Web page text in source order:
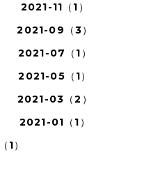
2021-11（1）
2021-09（3）
2021-07（1）
2021-05（1）
2021-03（2）
2021-01（1）
）